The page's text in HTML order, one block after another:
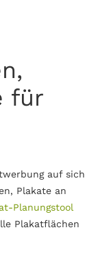
für
auf sich
Plakate an
Planungstool
Plakatflächen